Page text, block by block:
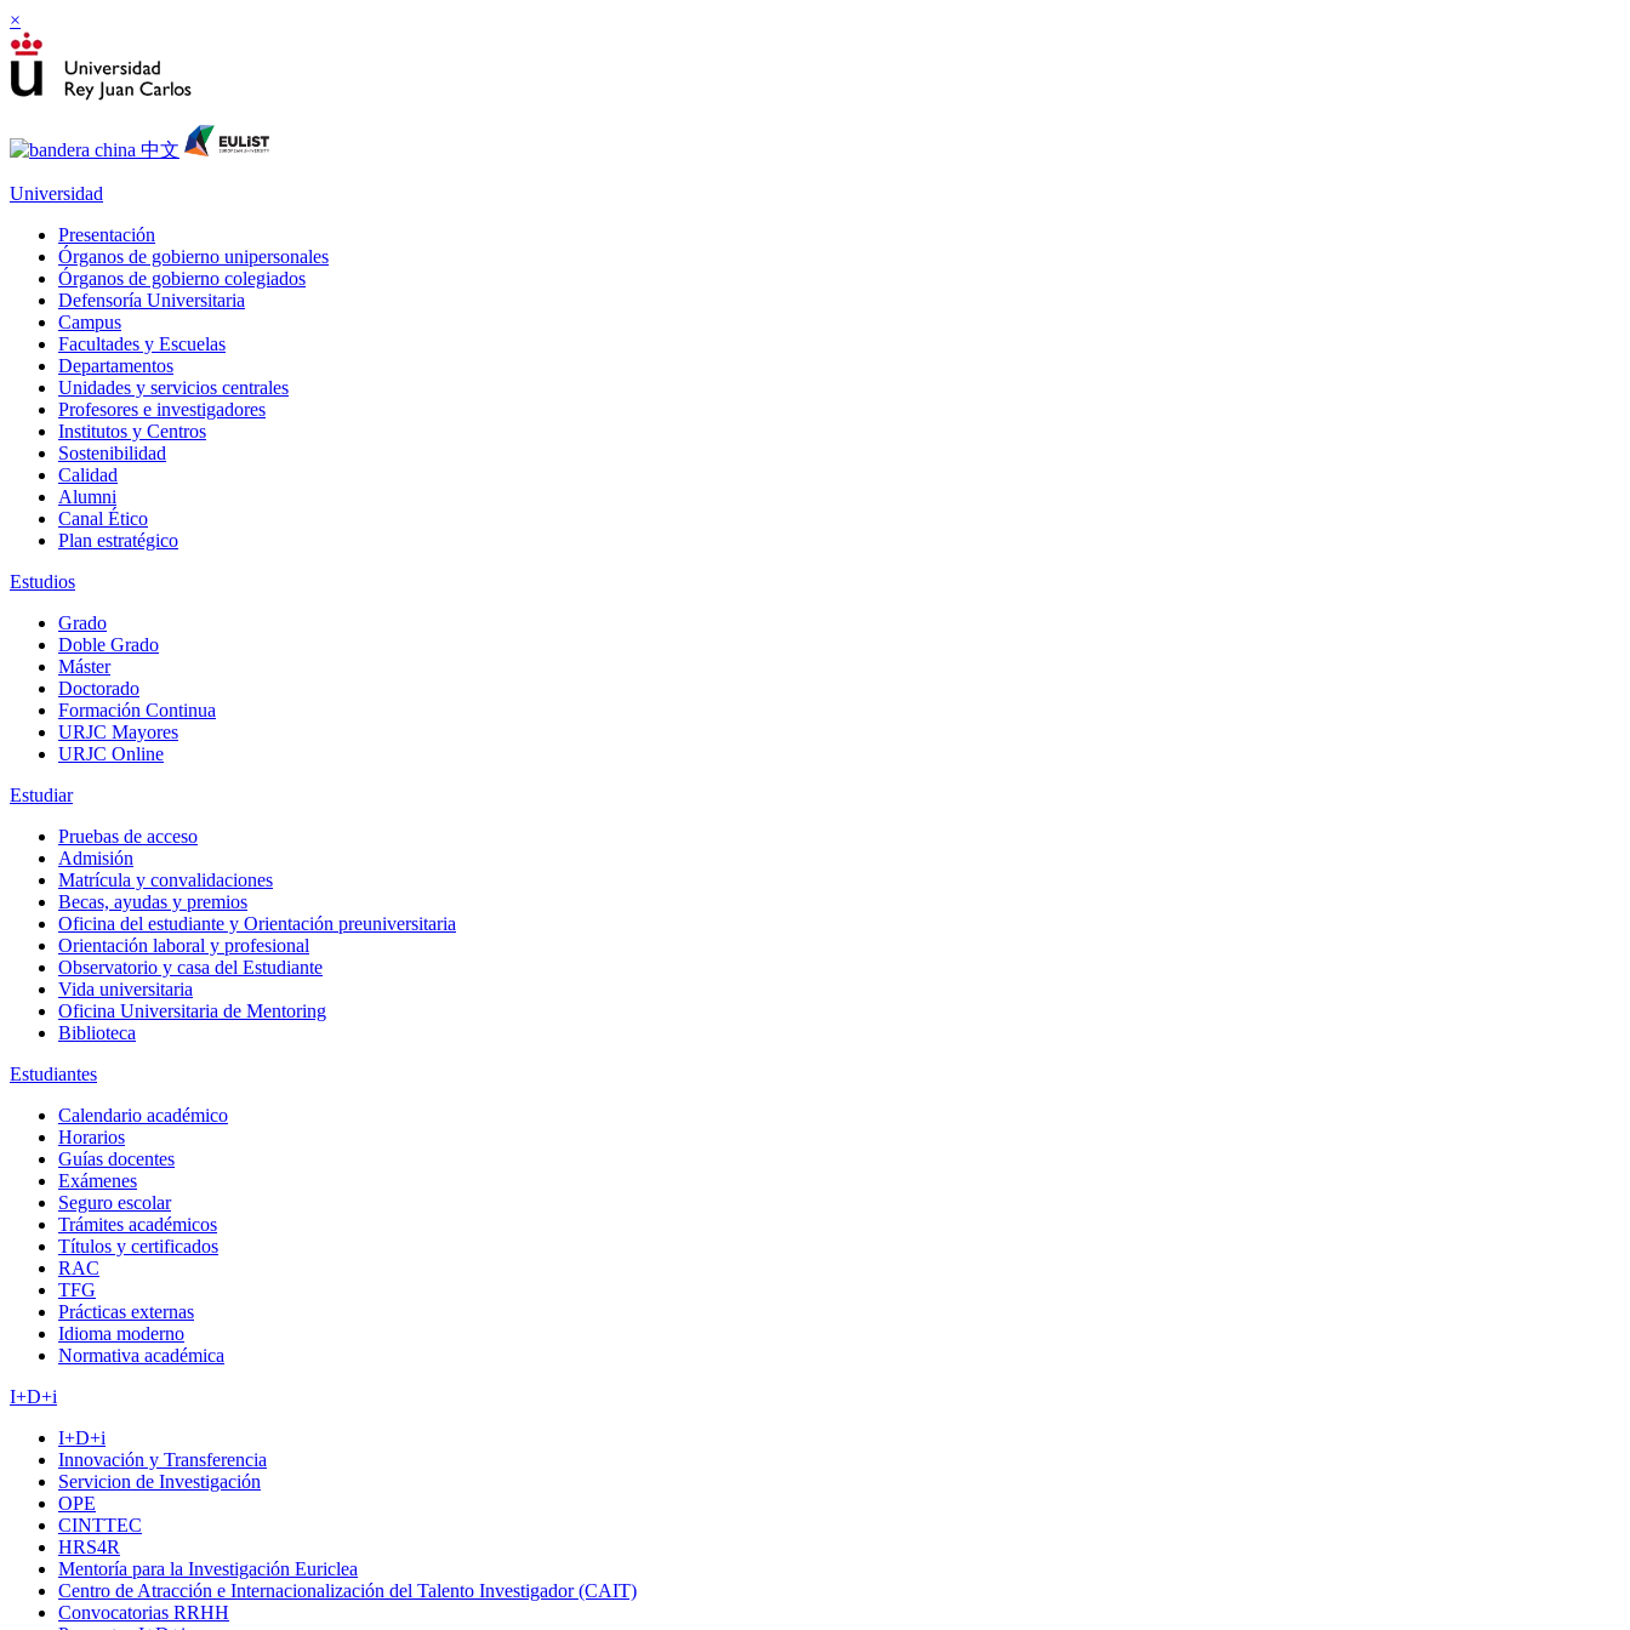
×
Universidad
Presentación
Órganos de gobierno unipersonales
Órganos de gobierno colegiados
Defensoría Universitaria
Campus
Facultades y Escuelas
Departamentos
Unidades y servicios centrales
Profesores e investigadores
Institutos y Centros
Sostenibilidad
Calidad
Alumni
Canal Ético
Plan estratégico
Estudios
Grado
Doble Grado
Máster
Doctorado
Formación Continua
URJC Mayores
URJC Online
Estudiar
Pruebas de acceso
Admisión
Matrícula y convalidaciones
Becas, ayudas y premios
Oficina del estudiante y Orientación preuniversitaria
Orientación laboral y profesional
Observatorio y casa del Estudiante
Vida universitaria
Oficina Universitaria de Mentoring
Biblioteca
Estudiantes
Calendario académico
Horarios
Guías docentes
Exámenes
Seguro escolar
Trámites académicos
Títulos y certificados
RAC
TFG
Prácticas externas
Idioma moderno
Normativa académica
I+D+i
I+D+i
Innovación y Transferencia
Servicion de Investigación
OPE
CINTTEC
HRS4R
Mentoría para la Investigación Euriclea
Centro de Atracción e Internacionalización del Talento Investigador (CAIT)
Convocatorias RRHH